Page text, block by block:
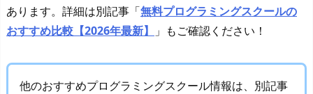
あります。詳細は別記事「無料プログラミングスクールの
おすすめ比較【2026年最新】
」もご確認ください！
他のおすすめプログラミングスクール情報は、別記事